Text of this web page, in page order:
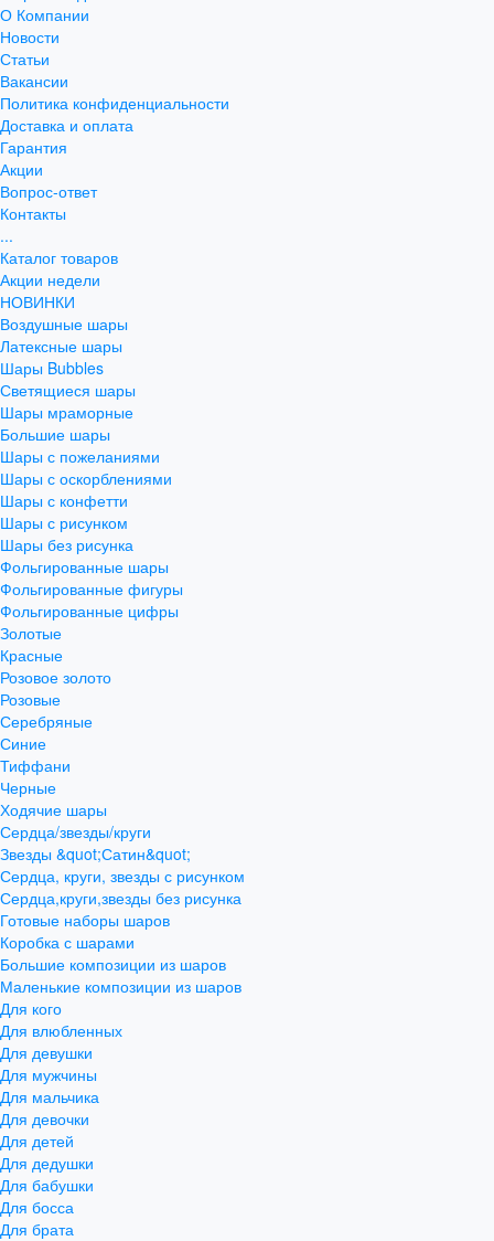
О Компании
Новости
Статьи
Вакансии
Политика конфиденциальности
Доставка и оплата
Гарантия
Акции
Вопрос-ответ
Контакты
...
Каталог товаров
Акции недели
НОВИНКИ
Воздушные шары
Латексные шары
Шары Bubbles
Светящиеся шары
Шары мраморные
Большие шары
Шары с пожеланиями
Шары с оскорблениями
Шары с конфетти
Шары с рисунком
Шары без рисунка
Фольгированные шары
Фольгированные фигуры
Фольгированные цифры
Золотые
Красные
Розовое золото
Розовые
Серебряные
Синие
Тиффани
Черные
Ходячие шары
Сердца/звезды/круги
Звезды &quot;Сатин&quot;
Сердца, круги, звезды с рисунком
Сердца,круги,звезды без рисунка
Готовые наборы шаров
Коробка с шарами
Большие композиции из шаров
Маленькие композиции из шаров
Для кого
Для влюбленных
Для девушки
Для мужчины
Для мальчика
Для девочки
Для детей
Для дедушки
Для бабушки
Для босса
Для брата